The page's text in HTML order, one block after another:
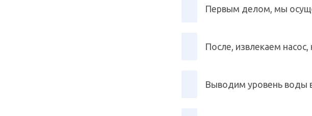
Первым делом, мы
После, извлекаем насос,
Выводим уровень воды